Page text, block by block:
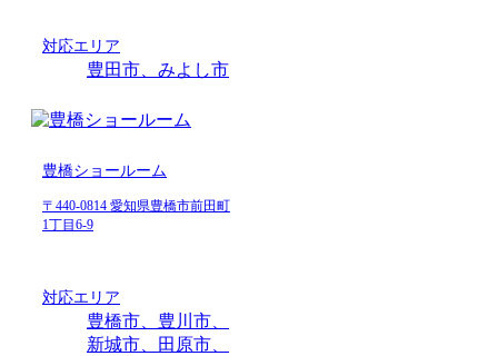
対応エリア
豊田市、みよし市
豊橋ショールーム
〒440-0814 愛知県豊橋市前田町
1丁目6-9
対応エリア
豊橋市、豊川市、
新城市、田原市、